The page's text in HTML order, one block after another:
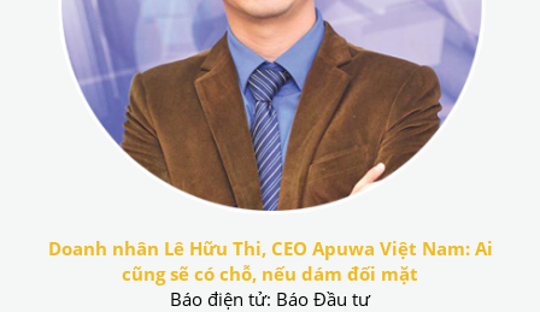
Doanh nhân Lê Hữu Thi, CEO Apuwa Việt Nam: Ai
cũng sẽ có chỗ, nếu dám đối mặt
Báo điện tử: Báo Đầu tư